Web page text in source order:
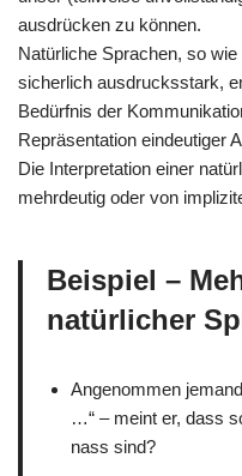
ausdrücken zu können.
Natürliche Sprachen, so
sicherlich ausdrucksstark,
Bedürfnis der
Repräsentation eindeutiger
Die Interpretation einer
mehrdeutig oder von
Beispiel –
natürlicher
Angenommen
…“ – meint er, dass
nass sind?